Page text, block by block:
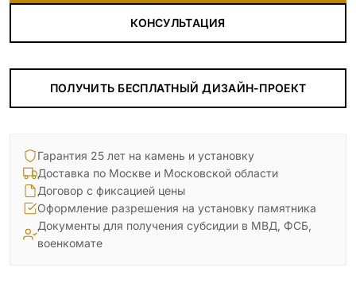
КОНСУЛЬТАЦИЯ
ПОЛУЧИТЬ БЕСПЛАТНЫЙ ДИЗАЙН-ПРОЕКТ
Гарантия 25 лет на камень и установку
Доставка по Москве и Московской области
Договор с фиксацией цены
Оформление разрешения на установку памятника
Документы для получения субсидии в МВД, ФСБ,
военкомате